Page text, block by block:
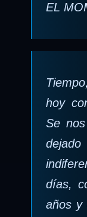
EL
hoy
Se
días,
años y